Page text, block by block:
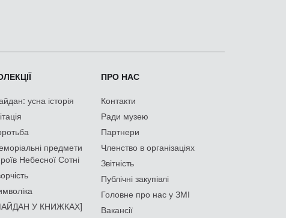
усна історія
предмети
Небесної Сотні
У КНИЖКАХ]
ПРО НАС
Контакти
Ради музею
Партнери
Членство в організаціях
Звітність
Публічні закупівлі
Головне про нас у ЗМІ
Вакансії